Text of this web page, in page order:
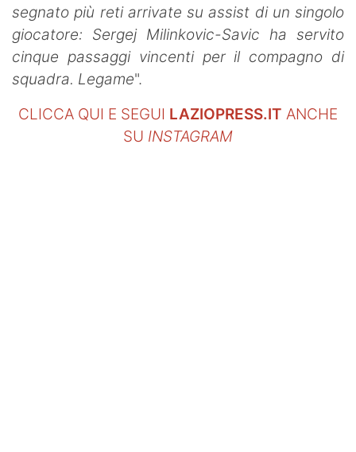
segnato più reti arrivate su assist di un singolo
giocatore: Sergej Milinkovic-Savic ha servito
cinque passaggi vincenti per il compagno di
squadra. Legame".
CLICCA QUI E SEGUI LAZIOPRESS.IT ANCHE
SU INSTAGRAM